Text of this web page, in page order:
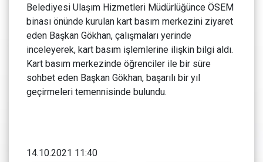
Belediyesi Ulaşım Hizmetleri Müdürlüğünce ÖSEM
binası önünde kurulan kart basım merkezini ziyaret
eden Başkan Gökhan, çalışmaları yerinde
inceleyerek, kart basım işlemlerine ilişkin bilgi aldı.
Kart basım merkezinde öğrenciler ile bir süre
sohbet eden Başkan Gökhan, başarılı bir yıl
geçirmeleri temennisinde bulundu.
14.10.2021 11:40